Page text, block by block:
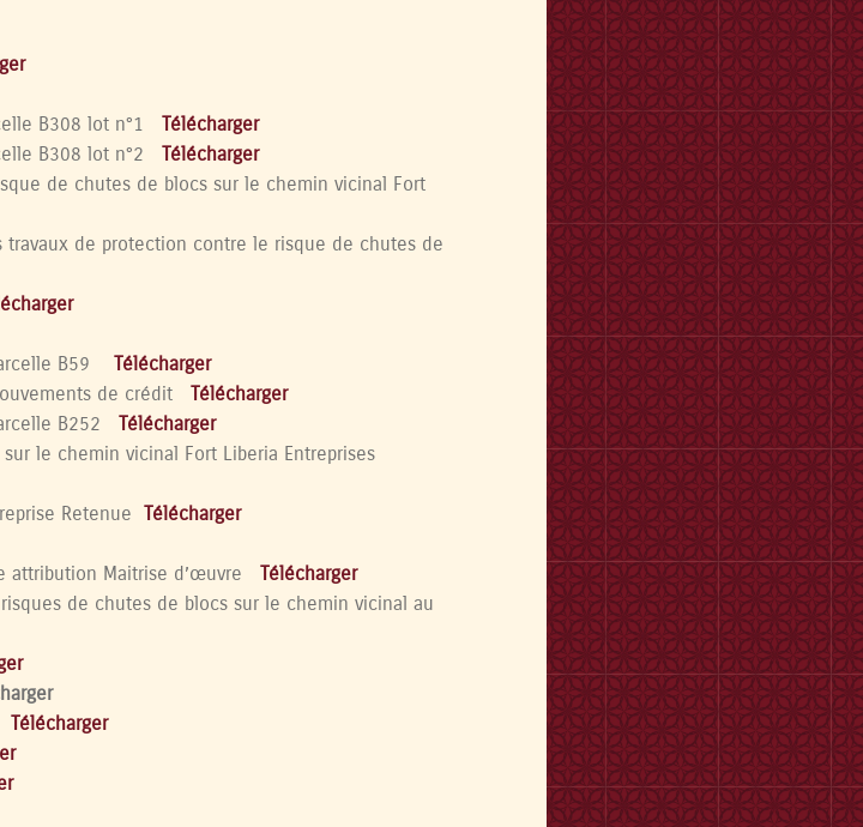
B308 lot n°1
Télécharger
B308 lot n°2
Télécharger
de chutes de blocs sur le chemin vicinal Fort
travaux de protection contre le risque de chutes de
B59
Télécharger
de crédit
Télécharger
B252
Télécharger
le chemin vicinal Fort Liberia Entreprises
Retenue Télécharger
attribution Maitrise d’œuvre
Télécharger
de chutes de blocs sur le chemin vicinal au
Télécharger